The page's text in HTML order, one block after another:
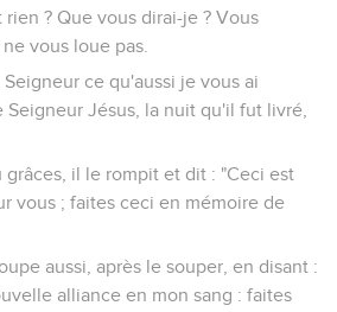
? Que vous dirai-je ? Vous
vous loue pas.
ce qu'aussi je vous ai
Jésus, la nuit qu'il fut livré,
grâces, il le rompit et dit : "Ceci est
vous ; faites ceci en mémoire de
aussi, après le souper, en disant :
alliance en mon sang : faites